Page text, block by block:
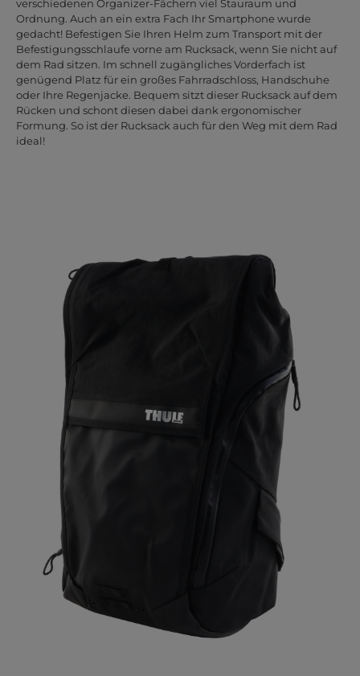
verschiedenen Organizer-Fächern viel Stauraum und
Ordnung. Auch an ein extra Fach Ihr Smartphone wurde
gedacht! Befestigen Sie Ihren Helm zum Transport mit der
Befestigungsschlaufe vorne am Rucksack, wenn Sie nicht auf
dem Rad sitzen. Im schnell zugängliches Vorderfach ist
genügend Platz für ein großes Fahrradschloss, Handschuhe
oder Ihre Regenjacke. Bequem sitzt dieser Rucksack auf dem
Rücken und schont diesen dabei dank ergonomischer
Formung. So ist der Rucksack auch für den Weg mit dem Rad
ideal!